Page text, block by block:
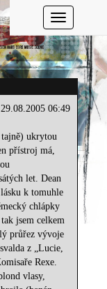
Toggle
29.08.2005 06:49
tajně) ukrytou
přístroj má,
let. Dean
k tomuhle
chlápky
jsem celkem
průřez vývoje
z „Lucie,
Rexe.
vlasy,